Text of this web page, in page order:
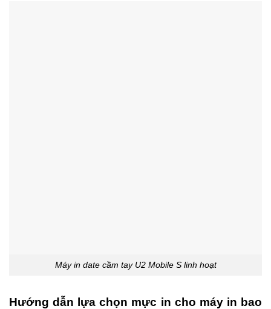
Máy in date cầm tay U2 Mobile S linh hoạt
Hướng dẫn lựa chọn mực in cho máy in bao